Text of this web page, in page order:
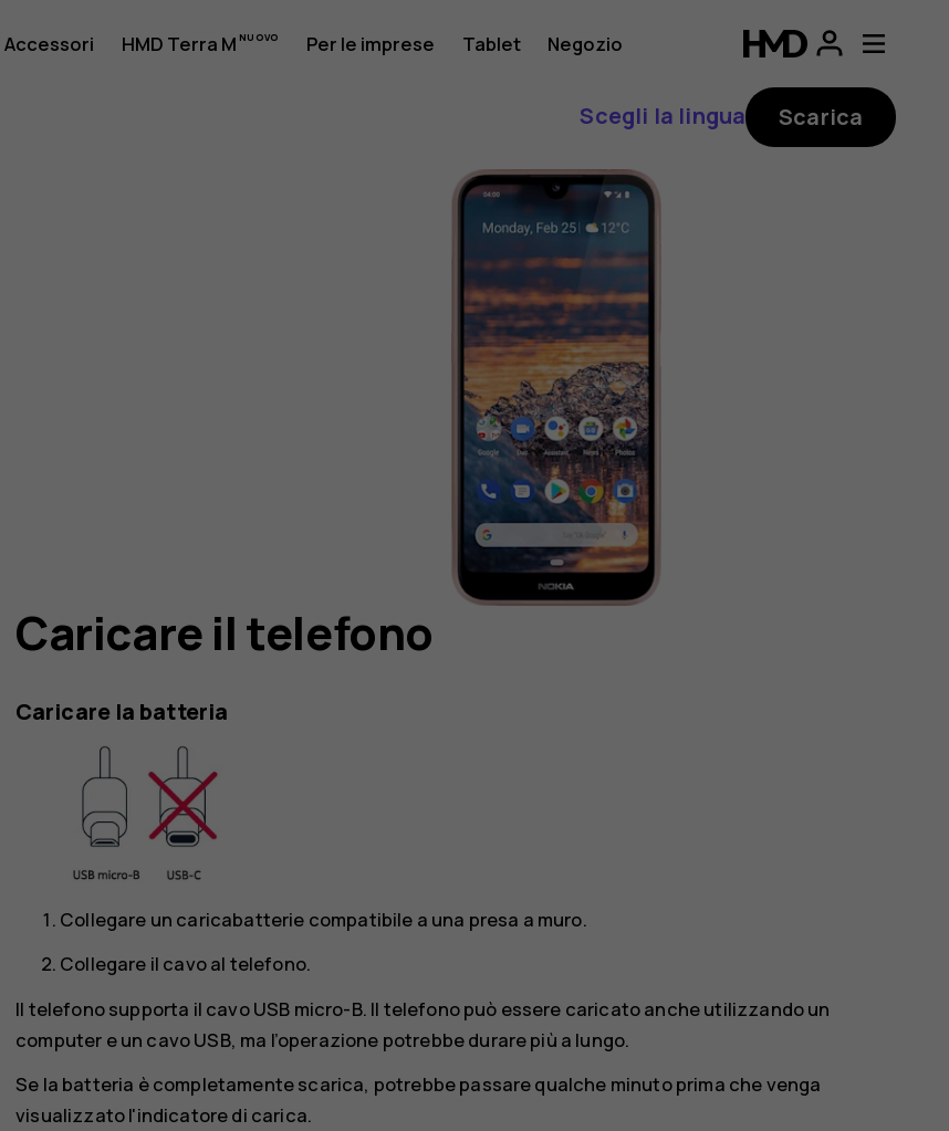
Accessori HMD Terra M Per le imprese Tablet Negozio
Scegli la lingua Scarica
Caricare il telefono
Caricare la batteria
Collegare un caricabatterie compatibile a una presa a muro.
Collegare il cavo al telefono.
Il telefono supporta il cavo USB micro-B. Il telefono può essere caricato anche utilizzando un
computer e un cavo USB, ma l’operazione potrebbe durare più a lungo.
Se la batteria è completamente scarica, potrebbe passare qualche minuto prima che venga
visualizzato l'indicatore di carica.